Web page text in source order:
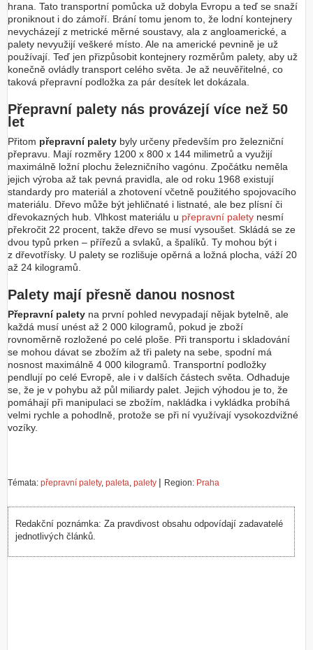
hrana. Tato transportní pomůcka už dobyla Evropu a teď se snaží
proniknout i do zámoří. Brání tomu jenom to, že lodní kontejnery
nevycházejí z metrické měrné soustavy, ala z angloamerické, a
palety nevyužijí veškeré místo. Ale na americké pevnině je už
používají. Teď jen přizpůsobit kontejnery rozměrům palety, aby už
konečně ovládly transport celého světa. Je až neuvěřitelné, co
taková přepravní podložka za pár desítek let dokázala.
Přepravní palety nás provázejí více než 50
let
Přitom přepravní palety byly určeny především pro železniční
přepravu. Mají rozměry 1200 x 800 x 144 milimetrů a využijí
maximálně ložní plochu železničního vagónu. Zpočátku neměla
jejich výroba až tak pevná pravidla, ale od roku 1968 existují
standardy pro materiál a zhotovení včetně použitého spojovacího
materiálu. Dřevo může být jehličnaté i listnaté, ale bez plísní či
dřevokazných hub. Vlhkost materiálu u přepravní palety nesmí
překročit 22 procent, takže dřevo se musí vysoušet. Skládá se ze
dvou typů prken – přířezů a svlaků, a špalíků. Ty mohou být i
z dřevotřísky. U palety se rozlišuje opěrná a ložná plocha, váží 20
až 24 kilogramů.
Palety mají přesně danou nosnost
Přepravní palety na první pohled nevypadají nějak bytelně, ale
každá musí unést až 2 000 kilogramů, pokud je zboží
rovnoměrně rozložené po celé ploše. Při transportu i skladování
se mohou dávat se zbožím až tři palety na sebe, spodní má
nosnost maximálně 4 000 kilogramů. Transportní podložky
pendlují po celé Evropě, ale i v dalších částech světa. Odhaduje
se, že je v pohybu až půl miliardy palet. Jejich výhodou je to, že
pomáhají při manipulaci se zbožím, nakládka i vykládka probíhá
velmi rychle a pohodlně, protože se při ní využívají vysokozdvižné
vozíky.
Témata: přepravní palety, paleta, palety | Region: Praha
Redakční poznámka: Za pravdivost obsahu odpovídají zadavatelé
jednotlivých článků.